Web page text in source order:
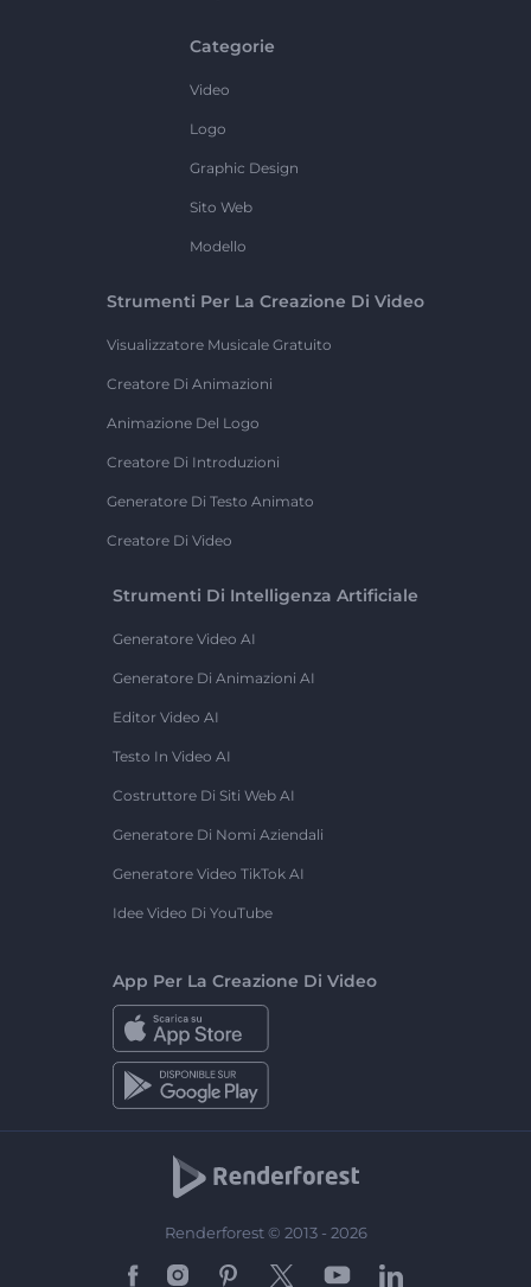
Categorie
Video
Logo
Graphic Design
Sito Web
Modello
Strumenti Per La Creazione Di Video
Visualizzatore Musicale Gratuito
Creatore Di Animazioni
Animazione Del Logo
Creatore Di Introduzioni
Generatore Di Testo Animato
Creatore Di Video
Strumenti Di Intelligenza Artificiale
Generatore Video AI
Generatore Di Animazioni AI
Editor Video AI
Testo In Video AI
Costruttore Di Siti Web AI
Generatore Di Nomi Aziendali
Generatore Video TikTok AI
Idee Video Di YouTube
App Per La Creazione Di Video
Renderforest © 2013 - 2026